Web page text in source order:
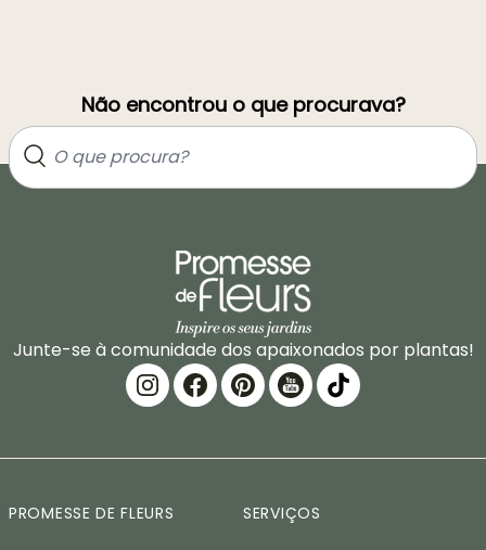
Não encontrou o que procurava?
Junte-se à comunidade dos apaixonados por plantas!
PROMESSE DE FLEURS SERVIÇOS